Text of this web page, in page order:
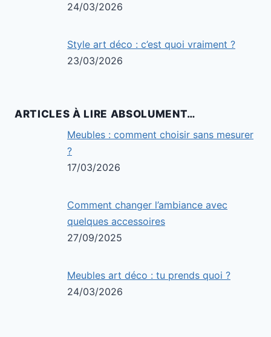
24/03/2026
Style art déco : c’est quoi vraiment ?
23/03/2026
ARTICLES À LIRE ABSOLUMENT…
Meubles : comment choisir sans mesurer
?
17/03/2026
Comment changer l’ambiance avec
quelques accessoires
27/09/2025
Meubles art déco : tu prends quoi ?
24/03/2026